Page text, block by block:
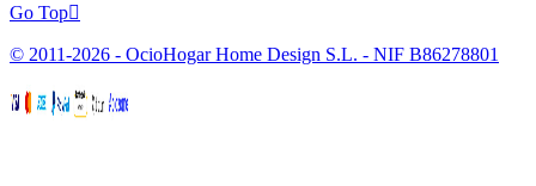
Go Top
© 2011-2026 - OcioHogar Home Design S.L. - NIF B86278801